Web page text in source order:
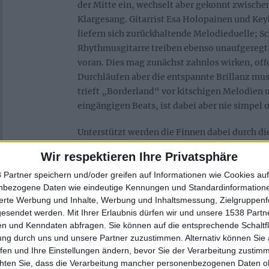
Wir respektieren Ihre Privatsphäre
Partner speichern und/oder greifen auf Informationen wie Cookies
Daten wie eindeutige Kennungen und
Werbung und Inhalte, Werbung und Inhaltsmessung,
werden.
Mit Ihrer Erlaubnis dürfen wir und unsere 1538
und Kenndaten abfragen. Sie können auf die entsprechende
durch uns und unsere Partner zuzustimmen. Alternativ können Sie
und Ihre Einstellungen ändern, bevor Sie der Verarbeitung
Sie, dass die Verarbeitung mancher personenbezogenen Daten
der Mitte ein, wechselt aber gekonnt
Klargesang. Gitarrist Esa Holopainen und
liefern sich zurückhaltende Melodieduelle;
Rhythmusgitarre treiben ebenso
voran. Dies mag zunächst zahnlos wirken,
Durchläufen aber die entspannte Brillanz
trieft „Borderland“ vor kitschigen Melodien
eingängigen Beats, ist dabei aber nie simpel
Unterstützt werden die Finnen dabei durch
Produktion des Albums durch Jacob Hansen.
schafft Raum für Details und bringt in der
der Band wieder mehr zur Geltung. Dadurch
Atmosphäre, die zum Rahmen für epische
„Borderland“ ist zugänglich und